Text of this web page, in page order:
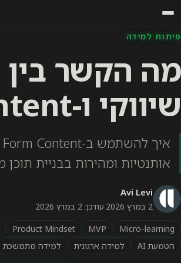
פיתוח למידה
מה הקשר בין
שיווקי ו-Short Form Content
אותנטיות ומהירות בבניית
Avi Levi
2 במרץ 2026 ·עודכן: 2 במרץ 2026
Micro-learning
MVP
Product Mindset
הטמעת AI
למידה ארגונית למידה מתמשכת